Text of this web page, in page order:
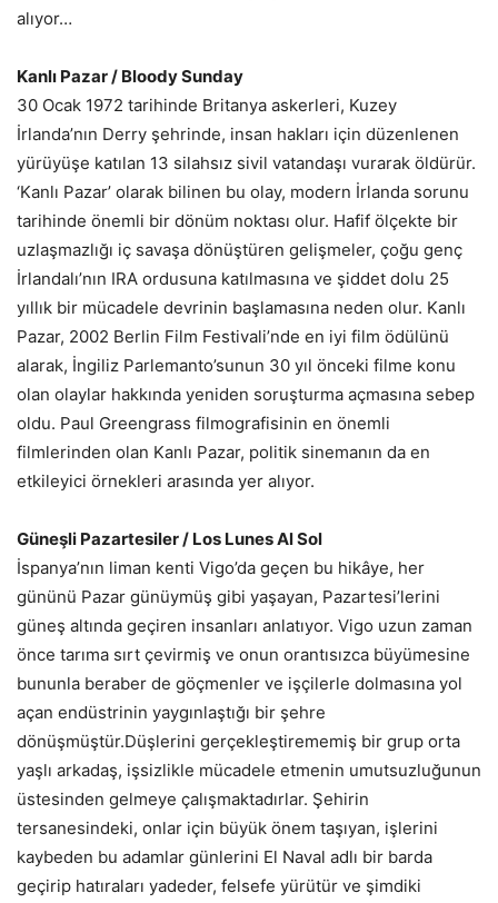
alıyor…
Kanlı Pazar / Bloody Sunday
30 Ocak 1972 tarihinde Britanya askerleri, Kuzey
İrlanda’nın Derry şehrinde, insan hakları için düzenlenen
yürüyüşe katılan 13 silahsız sivil vatandaşı vurarak öldürür.
‘Kanlı Pazar’ olarak bilinen bu olay, modern İrlanda sorunu
tarihinde önemli bir dönüm noktası olur. Hafif ölçekte bir
uzlaşmazlığı iç savaşa dönüştüren gelişmeler, çoğu genç
İrlandalı’nın IRA ordusuna katılmasına ve şiddet dolu 25
yıllık bir mücadele devrinin başlamasına neden olur. Kanlı
Pazar, 2002 Berlin Film Festivali’nde en iyi film ödülünü
alarak, İngiliz Parlemanto’sunun 30 yıl önceki filme konu
olan olaylar hakkında yeniden soruşturma açmasına sebep
oldu. Paul Greengrass filmografisinin en önemli
filmlerinden olan Kanlı Pazar, politik sinemanın da en
etkileyici örnekleri arasında yer alıyor.
Güneşli Pazartesiler / Los Lunes Al Sol
İspanya’nın liman kenti Vigo’da geçen bu hikâye, her
gününü Pazar günüymüş gibi yaşayan, Pazartesi’lerini
güneş altında geçiren insanları anlatıyor. Vigo uzun zaman
önce tarıma sırt çevirmiş ve onun orantısızca büyümesine
bununla beraber de göçmenler ve işçilerle dolmasına yol
açan endüstrinin yaygınlaştığı bir şehre
dönüşmüştür.Düşlerini gerçekleştirememiş bir grup orta
yaşlı arkadaş, işsizlikle mücadele etmenin umutsuzluğunun
üstesinden gelmeye çalışmaktadırlar. Şehirin
tersanesindeki, onlar için büyük önem taşıyan, işlerini
kaybeden bu adamlar günlerini El Naval adlı bir barda
geçirip hatıraları yadeder, felsefe yürütür ve şimdiki